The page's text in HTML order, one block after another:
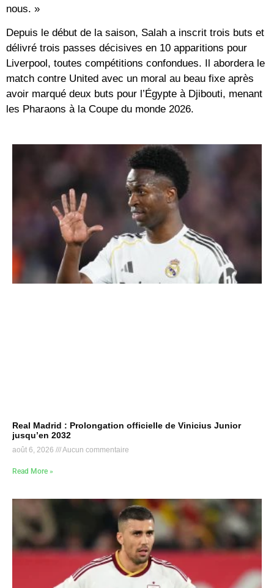
nous. »
Depuis le début de la saison, Salah a inscrit trois buts et
délivré trois passes décisives en 10 apparitions pour
Liverpool, toutes compétitions confondues. Il abordera le
match contre United avec un moral au beau fixe après
avoir marqué deux buts pour l’Égypte à Djibouti, menant
les Pharaons à la Coupe du monde 2026.
Real Madrid : Prolongation officielle de Vinicius Junior
jusqu’en 2032
août 6, 2026 Aucun commentaire
Read More »